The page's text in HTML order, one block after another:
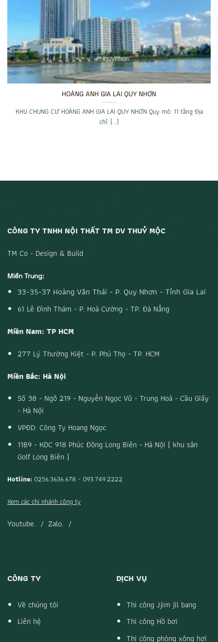
HOÀNG ANH GIA LAI QUY NHƠN
KHU CHUNG CƯ HOÀNG ANH GIA LAI QUY NHƠN Quy mô: 11 tầng Địa
chỉ: [...]
CÔNG TY TNHH NỘI THẤT TM DV THUỶ MỘC
TM Co - Design & Build
Miền Trung:
33-35-37 Hoàng Văn Thái - P. Quy Nhơn - Tỉnh Gia Lai
61 Lê Đình Thám - P. Hoà Cường - TP. Đà Nẵng
Miền Nam: TP HCM
277 Lý Thường Kiệt - P. Phú Thọ - TP. HCM
Miền Bắc: Hà Nội
Số 38 - Ngõ 219 - Nguyễn Ngọc Vũ - Trung Hoà - Cầu Giấy
- Hà Nội
VPĐD: Công Ty Hoang Ngọc
11B9 - KDC 918 Phúc Đồng Long Biên - Hà Nội ( khu sân
Golf Long Biên )
Hotline: 0256.3636.678 - 093.749.2222
Xem các chi nhánh công ty
Youtube. / Zalo. /
CÔNG TY
Về chúng tôi
Liên hệ
DỊCH VỤ
Thi công Jjim jil bang
Thi công Hồ bơi
Thi công phòng xông hơi